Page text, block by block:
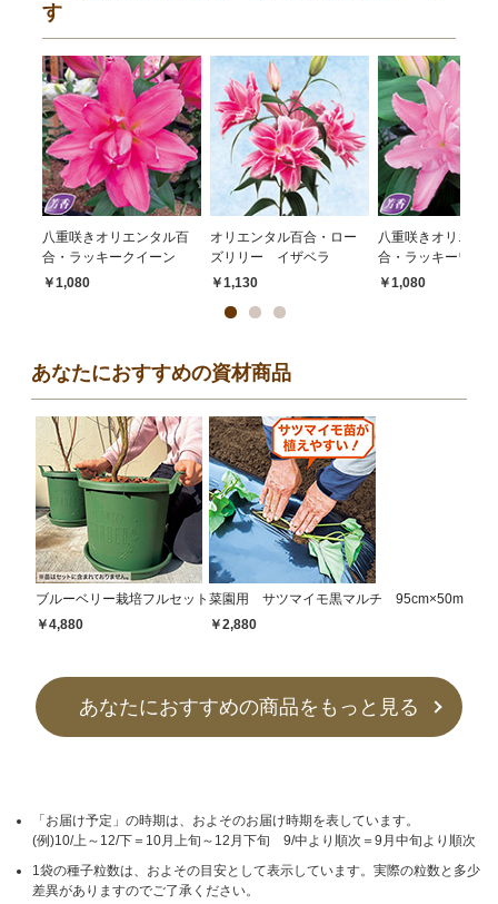
す
八重咲きオリエンタル百
合・ラッキークイーン
￥1,080
オリエンタル百合・ロー
ズリリー イザベラ
￥1,130
八重咲きオリエン
合・ラッキーワン
￥1,080
あなたにおすすめの資材商品
ブルーベリー栽培フルセット
￥4,880
菜園用 サツマイモ黒マルチ 95cm×50m
￥2,880
あなたにおすすめの商品をもっと見る
「お届け予定」の時期は、およそのお届け時期を表しています。
(例)10/上～12/下＝10月上旬～12月下旬 9/中より順次＝9月中旬より順次
1袋の種子粒数は、およその目安として表示しています。実際の粒数と多少
差異がありますのでご了承ください。